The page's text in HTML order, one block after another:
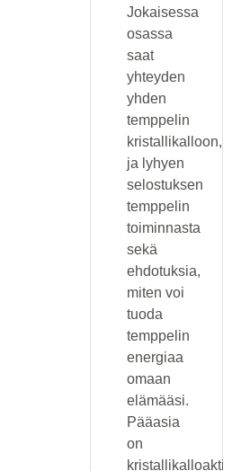
Jokaisessa
osassa
saat
yhteyden
yhden
temppelin
kristallikalloon,
ja lyhyen
selostuksen
temppelin
toiminnasta
sekä
ehdotuksia,
miten voi
tuoda
temppelin
energiaa
omaan
elämääsi.
Pääasia
on